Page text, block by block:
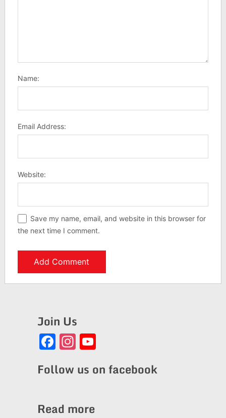
Name:
Email Address:
Website:
Save my name, email, and website in this browser for
the next time I comment.
Join Us
Facebook
Instagram
YouTube
Follow us on facebook
Read more